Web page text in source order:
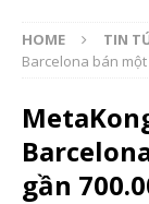
HOME TIN
Barcelona bán một
gần